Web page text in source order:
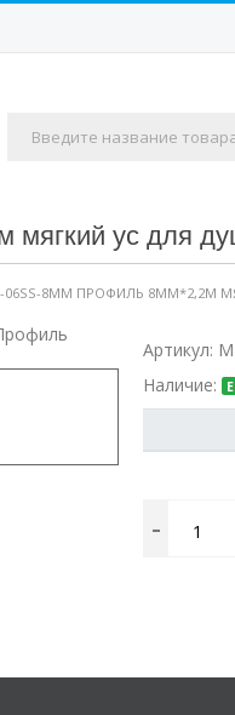
ус для
06SS-8ММ ПРОФИЛЬ 8ММ*2,2М
Артикул:
Наличие:
-